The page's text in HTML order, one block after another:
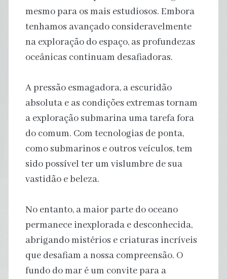
mesmo para os mais estudiosos. Embora
tenhamos avançado consideravelmente
na exploração do espaço, as profundezas
oceânicas continuam desafiadoras.
A pressão esmagadora, a escuridão
absoluta e as condições extremas tornam
a exploração submarina uma tarefa fora
do comum. Com tecnologias de ponta,
como submarinos e outros veículos, tem
sido possível ter um vislumbre de sua
vastidão e beleza.
No entanto, a maior parte do oceano
permanece inexplorada e desconhecida,
abrigando mistérios e criaturas incríveis
que desafiam a nossa compreensão. O
fundo do mar é um convite para a